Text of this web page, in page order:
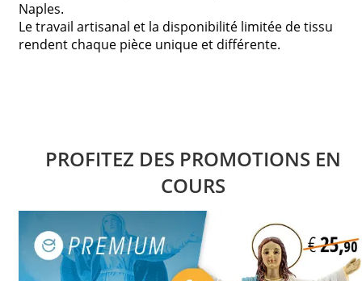
Naples.
Le travail artisanal et la disponibilité limitée de tissu
rendent chaque pièce unique et différente.
PROFITEZ DES PROMOTIONS EN
COURS